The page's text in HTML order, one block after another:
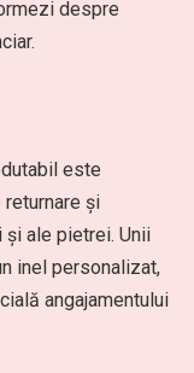
despre
este
și
ale pietrei. Unii
inel personalizat,
angajamentului